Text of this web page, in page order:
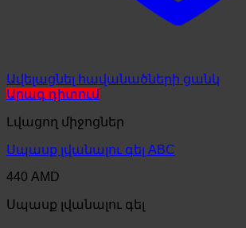
Ավելացնել հավանածների ցանկ
Արագ դիտում
Լվացող միջոցներ
Սպասք լվանալու գել ABC
440 AMD
Սպասք լվանալու գել